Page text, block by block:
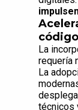
La
requería
La
técnicos